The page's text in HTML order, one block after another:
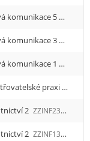
ZZKOM13525 Komunikace a krizová komunikace 5
ZZKOM12313 Komunikace a krizová komunikace 3
ZZKOM11111 Komunikace a krizová komunikace 1
ZZITVO3230 Infúzní technika v ošetřovatelské praxi
2 ZZINF23512
2 ZZINF13512